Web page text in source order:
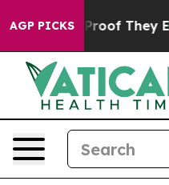
AGP PICKSno Proof They Exist